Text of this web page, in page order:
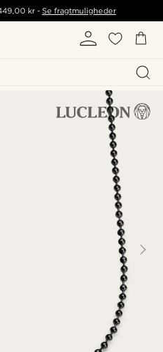
kr- Se fragtmuligheder